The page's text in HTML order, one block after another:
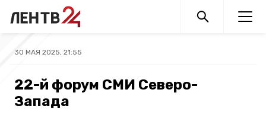
30 МАЯ 2025, 21:55
22-й форум СМИ Северо-
Запада